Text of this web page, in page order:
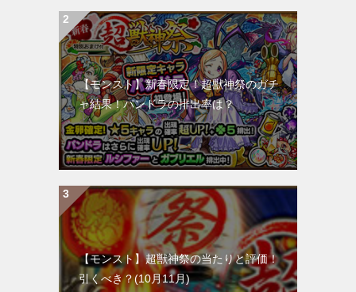
【モンスト】新春限定！超獣神祭のガチ
ャ結果！パンドラの排出率は？
【モンスト】超獣神祭の当たりと評価！
引くべき？(10月11月)